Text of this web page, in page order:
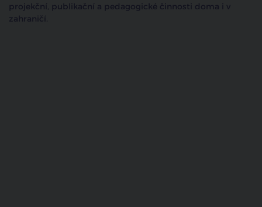
projekční, publikační a pedagogické činnosti doma i v
zahraničí.